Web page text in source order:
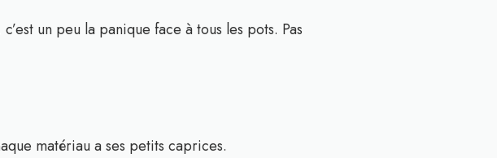
un peu la panique face à tous les pots. Pas
matériau a ses petits caprices.